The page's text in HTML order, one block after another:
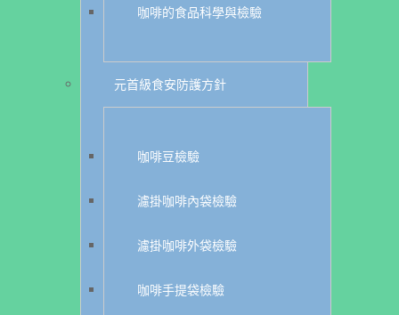
咖啡的食品科學與檢驗
元首級食安防護方針
咖啡豆檢驗
濾掛咖啡內袋檢驗
濾掛咖啡外袋檢驗
咖啡手提袋檢驗